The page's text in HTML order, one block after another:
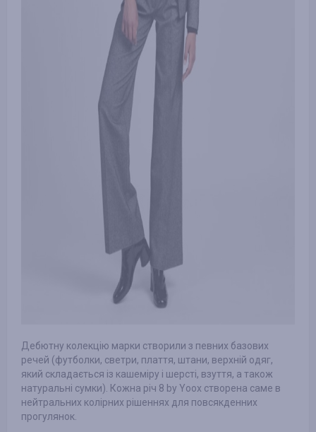
Дебютну колекцію марки створили з певних базових
речей (футболки, светри, плаття, штани, верхній одяг,
який складається із кашеміру і шерсті, взуття, а також
натуральні сумки). Кожна річ 8 by Yoox створена саме в
нейтральних колірних рішеннях для повсякденних
прогулянок.